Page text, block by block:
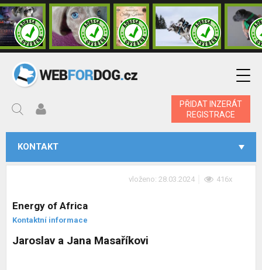
PŘIDAT INZERÁT
REGISTRACE
KONTAKT
vloženo: 28.03.2024 416x
Energy of Africa
Kontaktní informace
Jaroslav a Jana Masaříkovi